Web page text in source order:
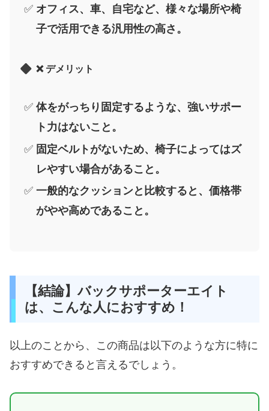
オフィス、車、自宅など、様々な場所や椅
子で活用できる汎用性の高さ。
❌ デメリット
体をがっちり固定するような、強いサポー
ト力はないこと。
固定ベルトがないため、椅子によってはズ
レやすい場合があること。
一般的なクッションと比較すると、価格帯
がやや高めであること。
【結論】バックサポーターエイト
は、こんな人におすすめ！
以上のことから、この商品は以下のような方に特に
おすすめできると言えるでしょう。